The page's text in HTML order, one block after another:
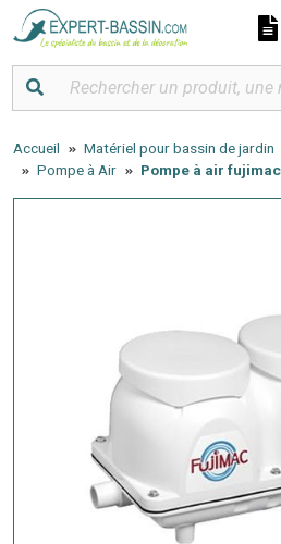
Accueil Matériel pour bassin de jardin
Pompe à Air
Pompe à air
Panneau de gestion des cookies